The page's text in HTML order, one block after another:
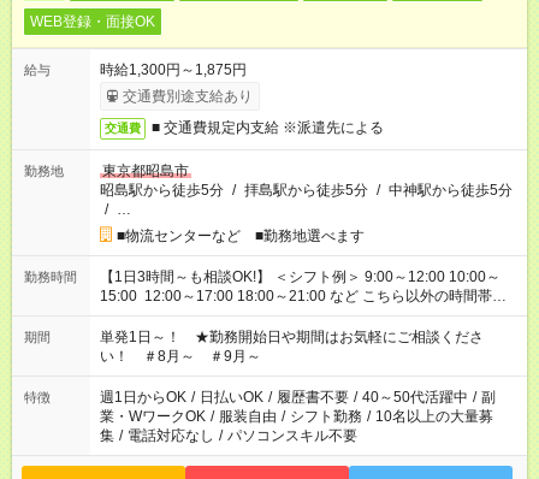
WEB登録・面接OK
給与
時給1,300円～1,875円
交通費別途支給あり
交通費 ■ 交通費規定内支給 ※派遣先による
勤務地
東京都昭島市
昭島駅から徒歩5分 / 拝島駅から徒歩5分 / 中神駅から徒歩5分
/ …
■物流センターなど ■勤務地選べます
勤務時間
【1日3時間～も相談OK!】 ＜シフト例＞ 9:00～12:00 10:00～
15:00 12:00～17:00 18:00～21:00 など こちら以外の時間帯も
お気軽にご相談ください！
期間
単発1日～！ ★勤務開始日や期間はお気軽にご相談くださ
い！ ＃8月～ ＃9月～
特徴 週1日からOK / 日払いOK / 履歴書不要 / 40～50代活躍中 / 副
業・WワークOK / 服装自由 / シフト勤務 / 10名以上の大量募
集 / 電話対応なし / パソコンスキル不要